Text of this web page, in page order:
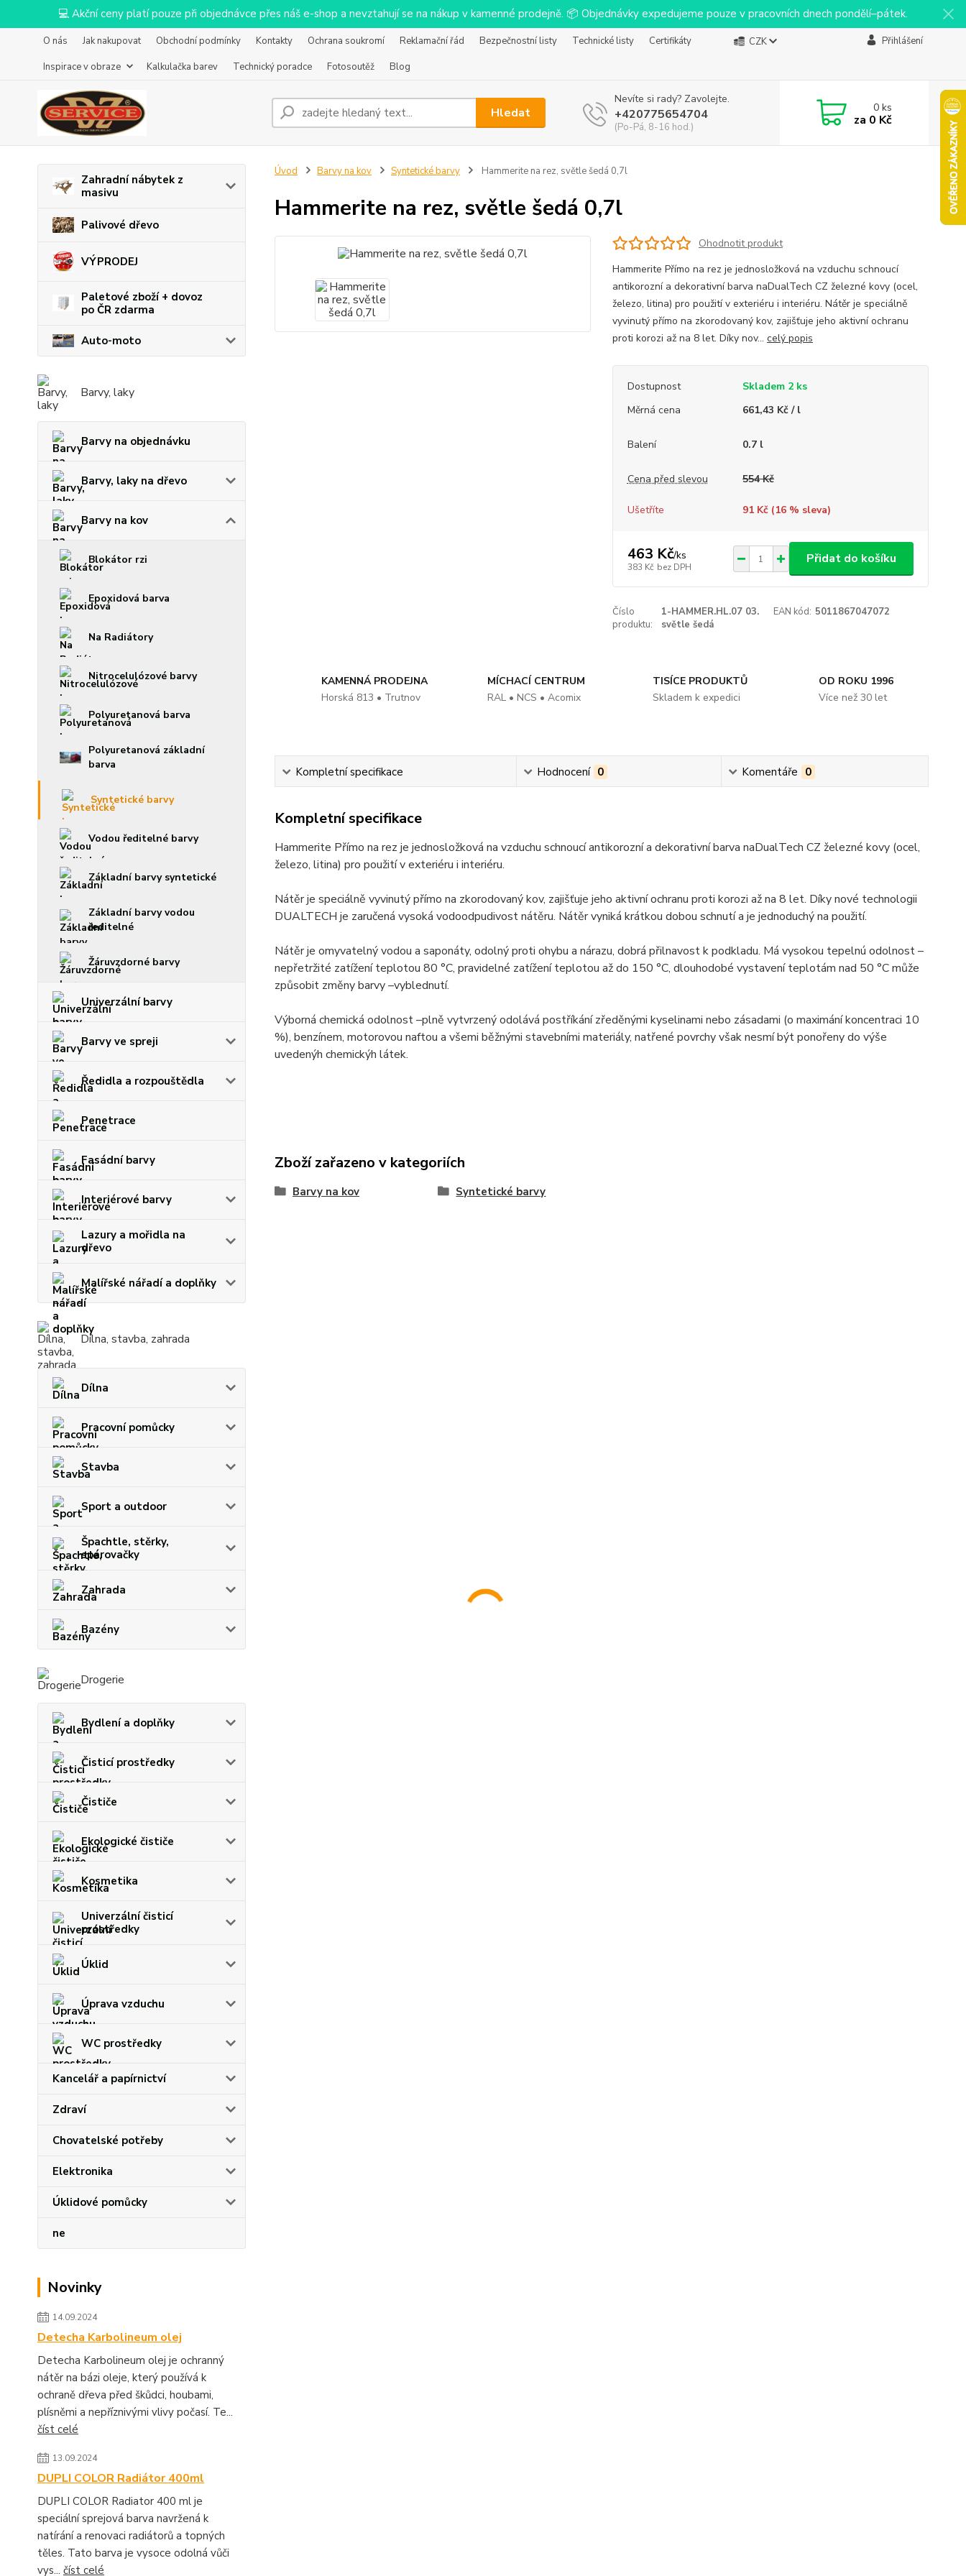
💻 Akční ceny platí pouze při objednávce přes náš e-shop a nevztahují se na nákup v kamenné prodejně. 📦 Objednávky expedujeme pouze v pracovních dnech pondělí–pátek.
O nás Jak nakupovat Obchodní podmínky Kontakty Ochrana soukromí Reklamační řád Bezpečnostní listy Technické listy
Certifikáty
Inspirace v obraze
Kalkulačka barev Technický poradce Fotosoutěž Blog
CZK Přihlášení
Hledat
Nevíte si rady? Zavolejte.
+420775654704
(Po-Pá, 8-16 hod.)
0ks
za 0 Kč
Zahradní nábytek z
masivu
Palivové dřevo
VÝPRODEJ
Paletové zboží + dovoz
po ČR zdarma
Auto-moto
Barvy, laky
Barvy na objednávku
Barvy, laky na dřevo
Barvy na kov
Blokátor rzi
Epoxidová barva
Na Radiátory
Nitrocelulózové barvy
Polyuretanová barva
Polyuretanová základní
barva
Syntetické barvy
Vodou ředitelné barvy
Základní barvy syntetické
Základní barvy vodou
ředitelné
Žáruvzdorné barvy
Univerzální barvy
Barvy ve spreji
Ředidla a rozpouštědla
Penetrace
Fasádní barvy
Interiérové barvy
Lazury a mořidla na
dřevo
Malířské nářadí a doplňky
Dílna, stavba, zahrada
Dílna
Pracovní pomůcky
Stavba
Sport a outdoor
Špachtle, stěrky,
spárovačky
Zahrada
Bazény
Drogerie
Bydlení a doplňky
Čisticí prostředky
Čističe
Ekologické čističe
Kosmetika
Univerzální čisticí
prostředky
Úklid
Úprava vzduchu
WC prostředky
Kancelář a papírnictví
Zdraví
Chovatelské potřeby
Elektronika
Úklidové pomůcky
ne
Novinky
14.09.2024
Detecha Karbolineum olej
Detecha Karbolineum olej je ochranný
nátěr na bázi oleje, který používá k
ochraně dřeva před škůdci, houbami,
plísněmi a nepříznivými vlivy počasí. Te...
číst celé
13.09.2024
DUPLI COLOR Radiátor 400ml
DUPLI COLOR Radiator 400 ml je
speciální sprejová barva navržená k
natírání a renovaci radiátorů a topných
těles. Tato barva je vysoce odolná vůči
vys... číst celé
Úvod Barvy na kov Syntetické barvy Hammerite na rez, světle šedá 0,7l
Hammerite na rez, světle šedá 0,7l
Ohodnotit produkt
Hammerite Přímo na rez je jednosložková na vzduchu schnoucí
antikorozní a dekorativní barva naDualTech CZ železné kovy (ocel,
železo, litina) pro použití v exteriéru i interiéru. Nátěr je speciálně
vyvinutý přímo na zkorodovaný kov, zajišťuje jeho aktivní ochranu
proti korozi až na 8 let. Díky nov... celý popis
Dostupnost
Skladem 2 ks
Měrná cena
661,43 Kč / l
Balení 0.7 l
Cena před slevou 554 Kč
Ušetříte 91 Kč (16% sleva)
463 Kč/ks
383 Kč bez DPH
Přidat do košíku
Číslo
produktu:
1-HAMMER.HL.07 03.
světle šedá
EAN kód: 5011867047072
KAMENNÁ PRODEJNA
Horská 813 • Trutnov
MÍCHACÍ CENTRUM
RAL • NCS • Acomix
TISÍCE PRODUKTŮ
Skladem k expedici
OD ROKU 1996
Více než 30 let
Kompletní specifikace Hodnocení 0 Komentáře 0
Kompletní specifikace
Hammerite Přímo na rez je jednosložková na vzduchu schnoucí antikorozní a dekorativní barva naDualTech CZ železné kovy (ocel,
železo, litina) pro použití v exteriéru i interiéru.
Nátěr je speciálně vyvinutý přímo na zkorodovaný kov, zajišťuje jeho aktivní ochranu proti korozi až na 8 let. Díky nové technologii
DUALTECH je zaručená vysoká vodoodpudivost nátěru. Nátěr vyniká krátkou dobou schnutí a je jednoduchý na použití.
Nátěr je omyvatelný vodou a saponáty, odolný proti ohybu a nárazu, dobrá přilnavost k podkladu. Má vysokou tepelnú odolnost –
nepřetržité zatížení teplotou 80 °C, pravidelné zatížení teplotou až do 150 °C, dlouhodobé vystavení teplotám nad 50 °C může
způsobit změny barvy –vyblednutí.
Výborná chemická odolnost –plně vytvrzený odolává postříkání zředěnými kyselinami nebo zásadami (o maximání koncentraci 10
%), benzínem, motorovou naftou a všemi běžnými stavebními materiály, natřené povrchy však nesmí být ponořeny do výše
uvedenýh chemickýh látek.
Zboží zařazeno v kategoriích
Barvy na kov Syntetické barvy